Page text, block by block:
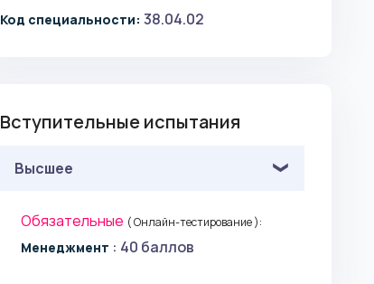
Код специальности: 38.04.02
Вступительные испытания
Высшее
Обязательные ( Онлайн-тестирование ):
Менеджмент : 40 баллов